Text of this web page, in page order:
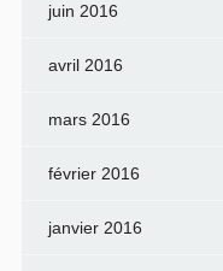
juin 2016
avril 2016
mars 2016
février 2016
janvier 2016